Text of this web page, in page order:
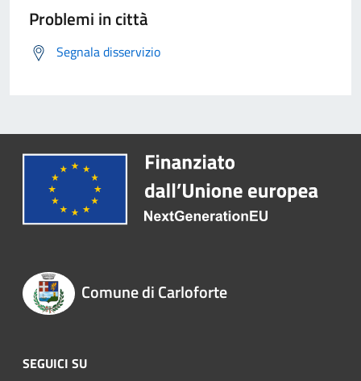
Problemi in città
Segnala disservizio
Comune di Carloforte
SEGUICI SU